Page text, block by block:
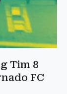
Tim 8
FC